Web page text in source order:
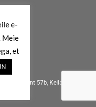
mnt 57b, Keila, 76607
e-
Meie
et